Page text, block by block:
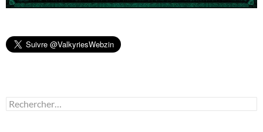
Rechercher :